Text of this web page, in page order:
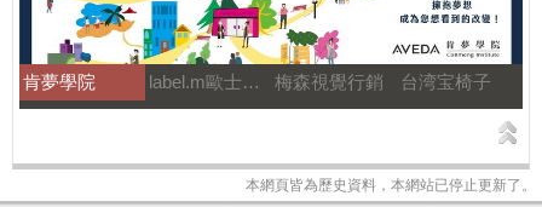
肯夢學院 label.m歐士特國際 梅森視覺行銷 台湾宝椅子
本網頁皆為歷史資料，本網站已停止更新了。